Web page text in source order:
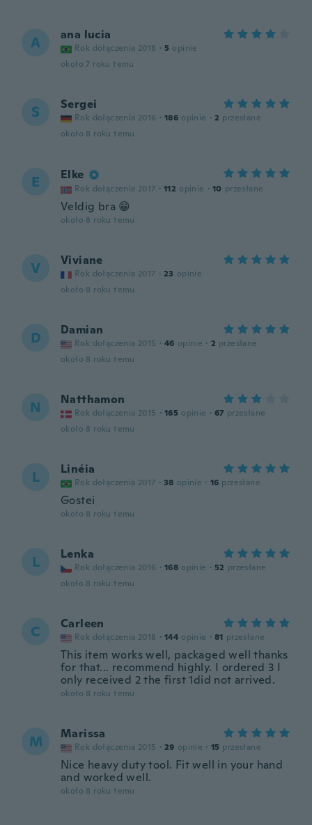
A ana lucia
Rok dołączenia 2018 · 5 opinie
około 7 roku temu
S Sergei
Rok dołączenia 2016 · 186 opinie · 2 przesłane
około 8 roku temu
E Elke
Rok dołączenia 2017 · 112 opinie · 10 przesłane
Veldig bra 😁
około 8 roku temu
V Viviane
Rok dołączenia 2017 · 23 opinie
około 8 roku temu
D Damian
Rok dołączenia 2015 · 46 opinie · 2 przesłane
około 8 roku temu
N Natthamon
Rok dołączenia 2015 · 165 opinie · 67 przesłane
około 8 roku temu
L Linéia
Rok dołączenia 2017 · 38 opinie · 16 przesłane
Gostei
około 8 roku temu
L Lenka
Rok dołączenia 2016 · 168 opinie · 52 przesłane
około 8 roku temu
C Carleen
Rok dołączenia 2018 · 144 opinie · 81 przesłane
This item works well, packaged well thanks
for that... recommend highly. I ordered 3 I
only received 2 the first 1did not arrived.
około 8 roku temu
M Marissa
Rok dołączenia 2015 · 29 opinie · 15 przesłane
Nice heavy duty tool. Fit well in your hand
and worked well.
około 8 roku temu